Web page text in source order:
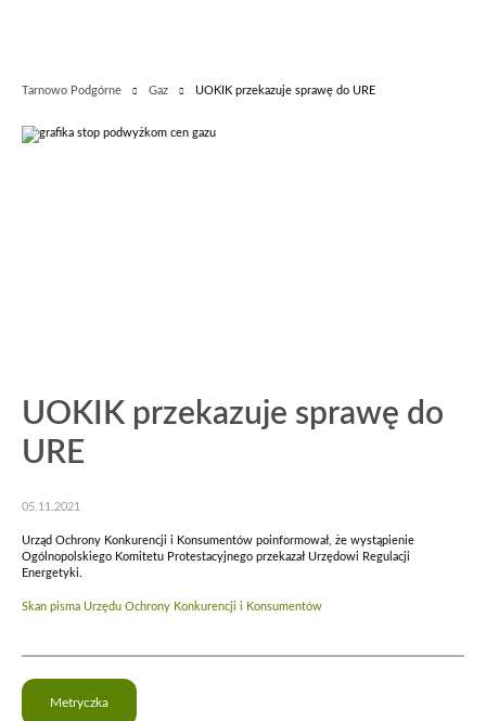
Tarnowo Podgórne Gaz UOKIK przekazuje sprawę do URE
UOKIK przekazuje sprawę do
URE
05.11.2021
Urząd Ochrony Konkurencji i Konsumentów poinformował, że wystąpienie
Ogólnopolskiego Komitetu Protestacyjnego przekazał Urzędowi Regulacji
Energetyki.
Skan pisma Urzędu Ochrony Konkurencji i Konsumentów
Metryczka